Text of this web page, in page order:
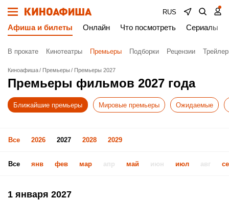
RUS
Афиша и билеты Онлайн Что посмотреть Сериалы
В прокате Кинотеатры Премьеры Подборки Рецензии
Киноафиша Премьеры Премьеры 2027
Премьеры фильмов 2027 года
Ближайшие премьеры Мировые премьеры Ожидаемые
Все 2026 2027 2028 2029
Все янв фев мар апр май июн июл авг
1 января 2027